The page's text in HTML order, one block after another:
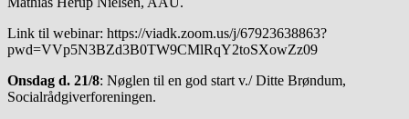
Link til webinar: https://viadk.zoom.us/j/67923638863?
pwd=VVp5N3BZd3B0TW9CMlRqY2toSXowZz09
Onsdag d. 21/8: Nøglen til en god start v./ Ditte Brøndum,
Socialrådgiverforeningen.